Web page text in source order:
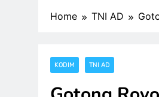
Home TNI AD
KODIM TNI AD